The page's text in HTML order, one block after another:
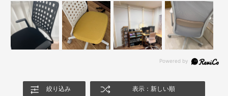
絞り込み 表示：新しい順